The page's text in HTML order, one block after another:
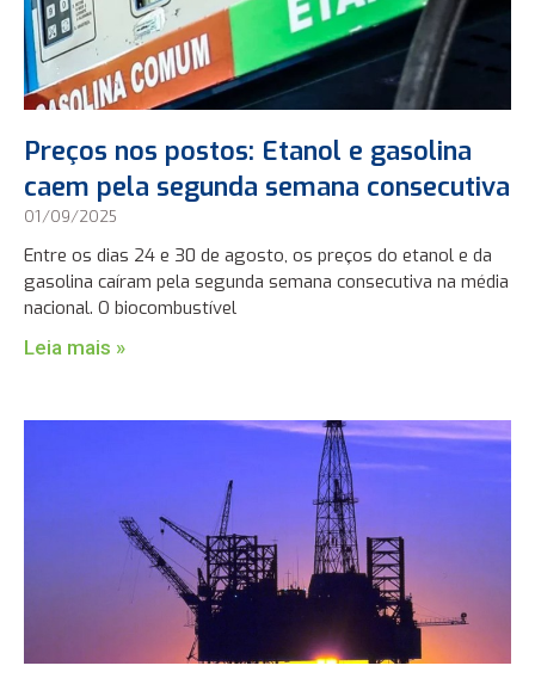
Preços nos postos: Etanol e gasolina
caem pela segunda semana consecutiva
01/09/2025
Entre os dias 24 e 30 de agosto, os preços do etanol e da
gasolina caíram pela segunda semana consecutiva na média
nacional. O biocombustível
Leia mais »